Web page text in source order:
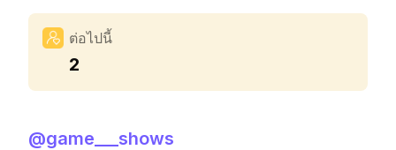
ต่อไปนี้
2
@game___shows